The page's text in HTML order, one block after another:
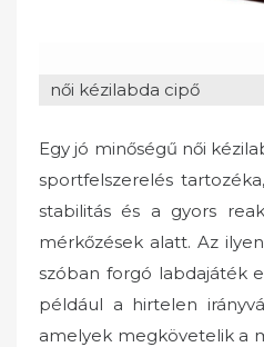
női kézilabda cipő
Egy jó minőségű női
sportfelszerelés
stabilitás és a gyors
mérkőzések alatt. Az
szóban forgó labdajáték
például a hirtelen
amelyek megkövetelik a